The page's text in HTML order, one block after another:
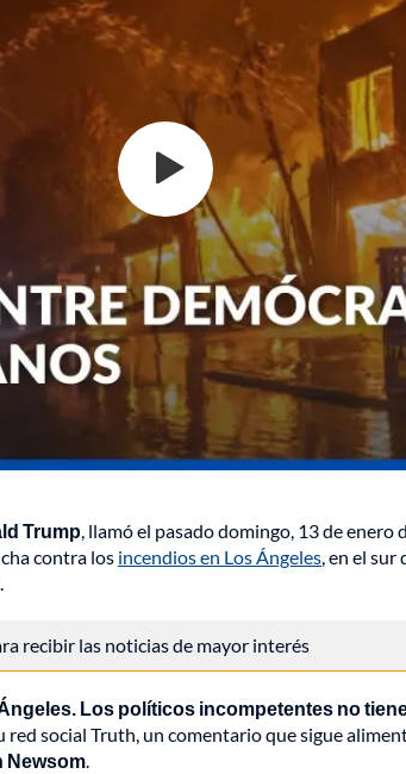
Trump, llamó el pasado domingo, 13 de
contra los incendios en Los Ángeles, en el
recibir las noticias de mayor interés
Los políticos incompetentes no
red social Truth, un comentario que sigue
Newsom.